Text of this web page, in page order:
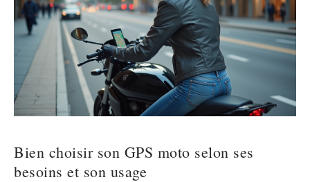
Bien choisir son GPS moto selon ses
besoins et son usage